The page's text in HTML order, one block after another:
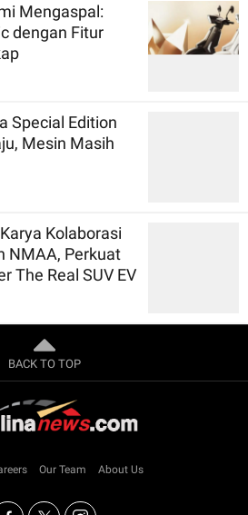
Mengaspal:
dengan Fitur
Special Edition
Mesin Masih
Kolaborasi
NMAA, Perkuat
The Real SUV EV
BACK TO TOP
Our Team About Us